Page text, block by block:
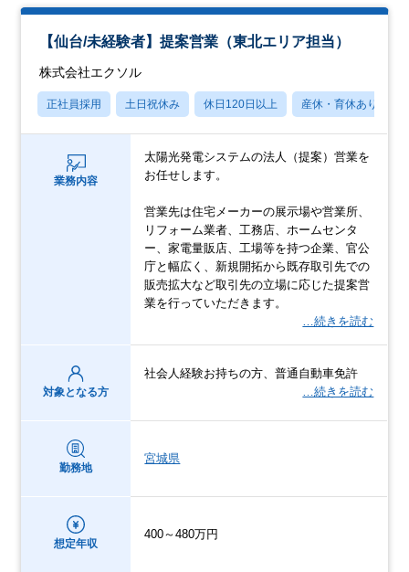
【仙台/未経験者】提案営業（東北エリア担当）
株式会社エクソル
正社員採用 土日祝休み 休日120日以上 産休・育休あり
業務内容
太陽光発電システムの法人（提案）営業を
お任せします。
営業先は住宅メーカーの展示場や営業所、
リフォーム業者、工務店、ホームセンタ
ー、家電量販店、工場等を持つ企業、官公
庁と幅広く、新規開拓から既存取引先での
販売拡大など取引先の立場に応じた提案営
業を行っていただきます。
…続きを読む
対象となる方
社会人経験お持ちの方、普通自動車免許
…続きを読む
勤務地
宮城県
想定年収
400～480万円